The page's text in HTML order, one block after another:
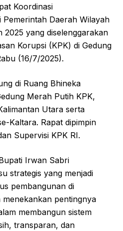
Koordinasi
Daerah Wilayah
2025 yang diselenggarakan
Korupsi (KPK) di Gedung
(16/7/2025).
di Ruang Bhineka
Merah Putih KPK,
Utara serta
Kaltara. Rapat dipimpin
Supervisi KPK RI.
Irwan Sabri
strategis yang menjadi
pembangunan di
pentingnya
membangun sistem
transparan, dan